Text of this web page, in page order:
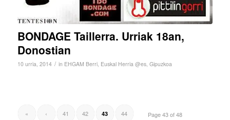
BONDAGE Taillerra. Urriak 18an,
Donostian
10 urria, 2014 / in EHGAM Berri, Euskal Herria @es, Gipuzkoa
Page 43 of 48
« ‹ 41 42 43 44